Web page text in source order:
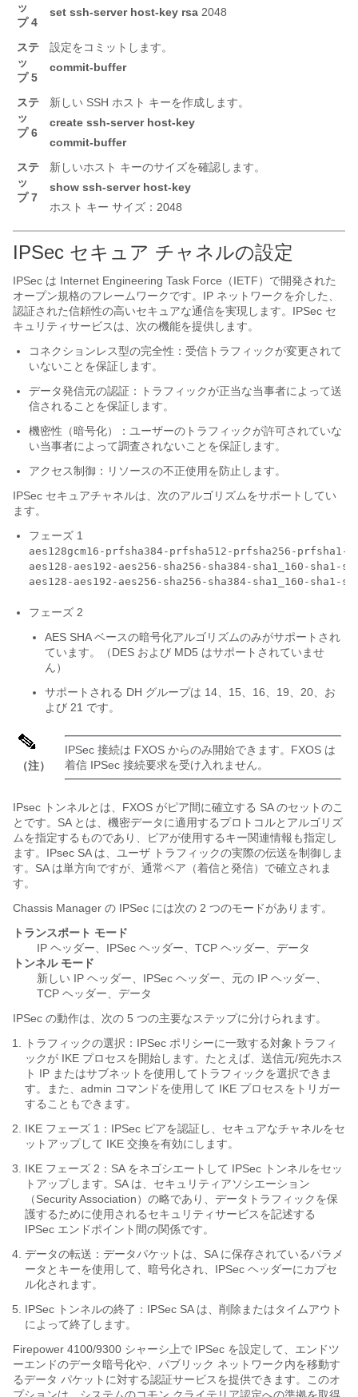
ッ
プ 4
set ssh-server host-key rsa 2048
ステ
ッ
プ 5
設定をコミットします。
commit-buffer
ステ
ッ
プ 6
新しい SSH ホスト キーを作成します。
create ssh-server host-key
commit-buffer
ステ
ッ
プ 7
新しいホスト キーのサイズを確認します。
show ssh-server host-key
ホスト キー サイズ：2048
IPSec セキュア チャネルの設定
IPSec は Internet Engineering Task Force（IETF）で開発された
オープン規格のフレームワークです。IP ネットワークを介した、
認証された信頼性の高いセキュアな通信を実現します。IPSec セ
キュリティサービスは、次の機能を提供します。
コネクションレス型の完全性：受信トラフィックが変更されて
いないことを保証します。
データ発信元の認証：トラフィックが正当な当事者によって送
信されることを保証します。
機密性（暗号化）：ユーザーのトラフィックが許可されていな
い当事者によって調査されないことを保証します。
アクセス制御：リソースの不正使用を防止します。
IPSec セキュアチャネルは、次のアルゴリズムをサポートしてい
ます。
フェーズ 1
aes128gcm16-prfsha384-prfsha512-prfsha256-prfsha1-
aes128-aes192-aes256-sha256-sha384-sha1_160-
aes128-aes192-aes256-sha256-sha384-sha1_160-sha1-
フェーズ 2
AES SHA ベースの暗号化アルゴリズムのみがサポートされ
ています。（DES および MD5 はサポートされていませ
ん）
サポートされる DH グループは 14、15、16、19、20、お
よび 21 です。
（注）
IPSec 接続は FXOS からのみ開始できます。FXOS は
着信 IPSec 接続要求を受け入れません。
IPsec トンネルとは、FXOS がピア間に確立する SA のセットのこ
とです。SA とは、機密データに適用するプロトコルとアルゴリズ
ムを指定するものであり、ピアが使用するキー関連情報も指定し
ます。IPsec SA は、ユーザ トラフィックの実際の伝送を制御しま
す。SA は単方向ですが、通常ペア（着信と発信）で確立されま
す。
Chassis Manager の IPSec には次の 2 つのモードがあります。
トランスポート モード
IP ヘッダー、IPSec ヘッダー、TCP ヘッダー、データ
トンネル モード
新しい IP ヘッダー、IPSec ヘッダー、元の IP ヘッダー、
TCP ヘッダー、データ
IPSec の動作は、次の 5 つの主要なステップに分けられます。
トラフィックの選択：IPSec ポリシーに一致する対象トラフィ
ックが IKE プロセスを開始します。たとえば、送信元/宛先ホス
ト IP またはサブネットを使用してトラフィックを選択できま
す。また、admin コマンドを使用して IKE プロセスをトリガー
することもできます。
IKE フェーズ 1：IPSec ピアを認証し、セキュアなチャネルをセ
ットアップして IKE 交換を有効にします。
IKE フェーズ 2：SA をネゴシエートして IPSec トンネルをセッ
トアップします。SA は、セキュリティアソシエーション
（Security Association）の略であり、データトラフィックを保
護するために使用されるセキュリティサービスを記述する
IPSec エンドポイント間の関係です。
データの転送：データパケットは、SA に保存されているパラメ
ータとキーを使用して、暗号化され、IPSec ヘッダーにカプセ
ル化されます。
IPSec トンネルの終了：IPSec SA は、削除またはタイムアウト
によって終了します。
Firepower 4100/9300 シャーシ 上で IPSec を設定して、エンドツ
ーエンドのデータ暗号化や、パブリック ネットワーク内を移動す
るデータ パケットに対する認証サービスを提供できます。このオ